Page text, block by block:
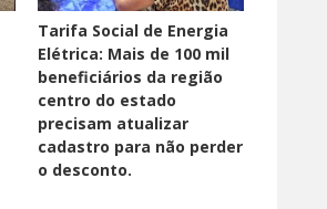
Tarifa Social de Energia
Elétrica: Mais de 100 mil
beneficiários da região
centro do estado
precisam atualizar
cadastro para não perder
o desconto.